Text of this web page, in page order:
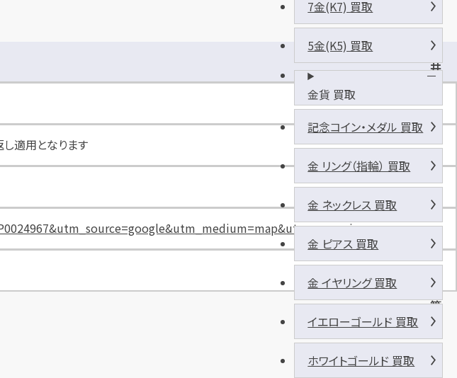
三
井
リ
パ
ー
ク
下
総
中
山
駅
北
口
第
2
適用となります
7金(K7) 買取
5金(K5) 買取
金貨 買取
記念コイン・メダル 買取
金 リング（指輪） 買取
金 ネックレス 買取
金 ピアス 買取
金 イヤリング 買取
イエローゴールド 買取
ホワイトゴールド 買取